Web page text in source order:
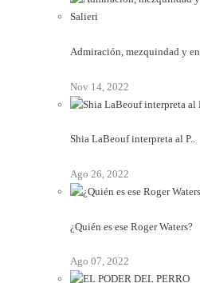
Admiración, mezquindad y en..
Nov 14, 2022
Shia LaBeouf interpreta al P..
Ago 26, 2022
¿Quién es ese Roger Waters?
Ago 07, 2022